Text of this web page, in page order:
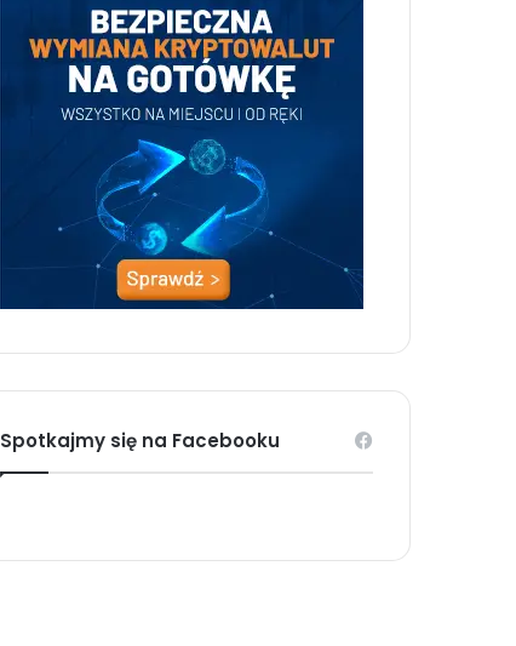
Spotkajmy się na Facebooku